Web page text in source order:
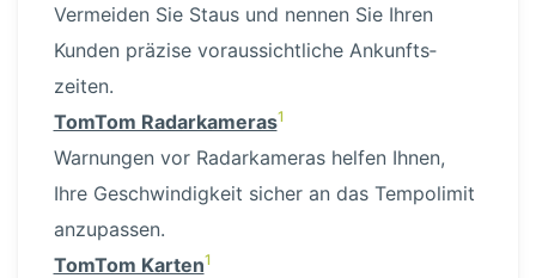
Vermeiden Sie Staus und nennen Sie Ihren
Kunden präzise voraus­sicht­liche Ankunfts­
zeiten.
TomTom Radar­ka­meras1
Warnungen vor Radar­ka­meras helfen Ihnen,
Ihre Geschwin­digkeit sicher an das Tempolimit
anzupassen.
TomTom Karten1